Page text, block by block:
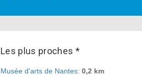
Les plus proches *
Musée d'arts de Nantes: 0,2 km